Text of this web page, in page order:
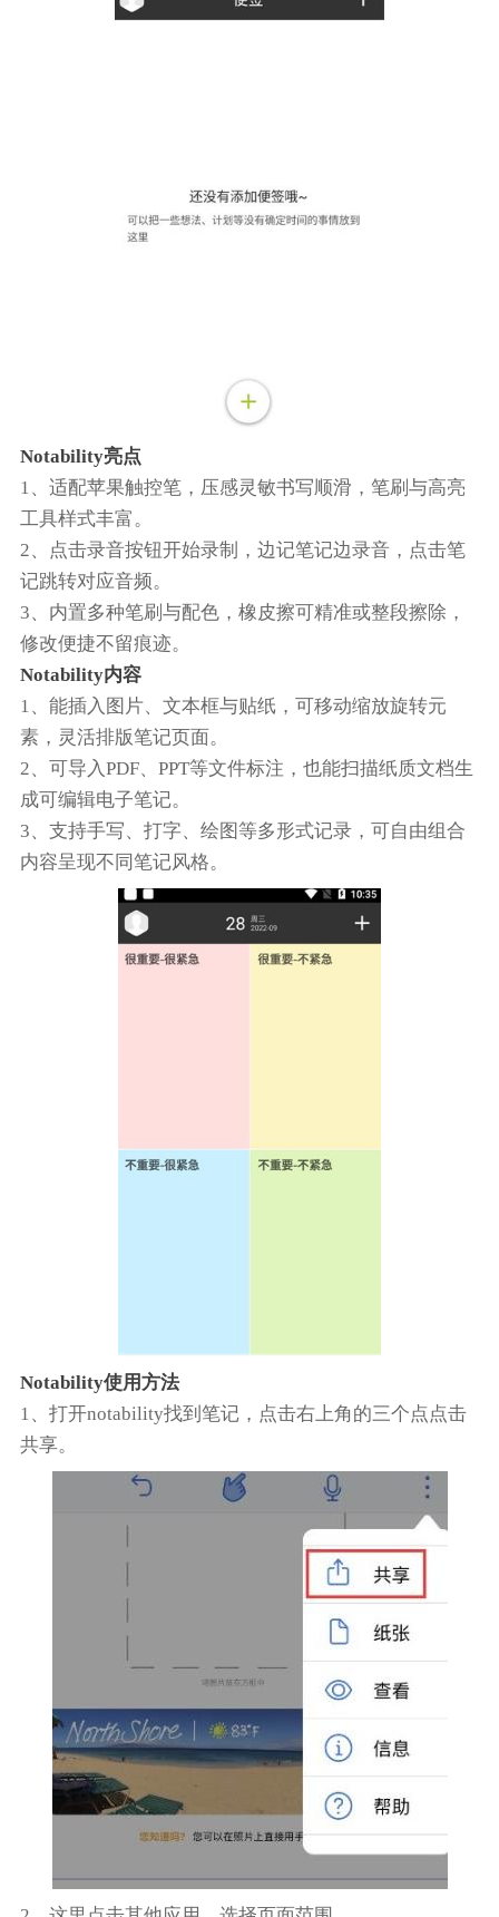
Notability亮点
1、适配苹果触控笔，压感灵敏书写顺滑，笔刷与高亮
工具样式丰富。
2、点击录音按钮开始录制，边记笔记边录音，点击笔
记跳转对应音频。
3、内置多种笔刷与配色，橡皮擦可精准或整段擦除，
修改便捷不留痕迹。
Notability内容
1、能插入图片、文本框与贴纸，可移动缩放旋转元
素，灵活排版笔记页面。
2、可导入PDF、PPT等文件标注，也能扫描纸质文档生
成可编辑电子笔记。
3、支持手写、打字、绘图等多形式记录，可自由组合
内容呈现不同笔记风格。
Notability使用方法
1、打开notability找到笔记，点击右上角的三个点点击
共享。